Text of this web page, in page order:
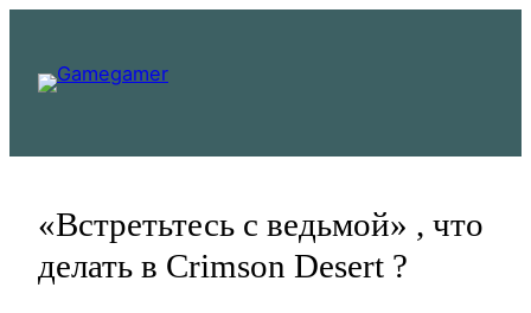
содержимому
«Встретьтесь с ведьмой» , что
делать в Crimson Desert ?